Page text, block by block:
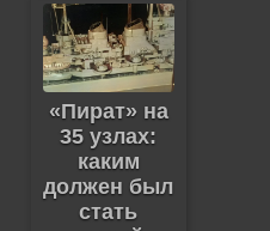
«Пират» на
35 узлах:
каким
должен был
стать